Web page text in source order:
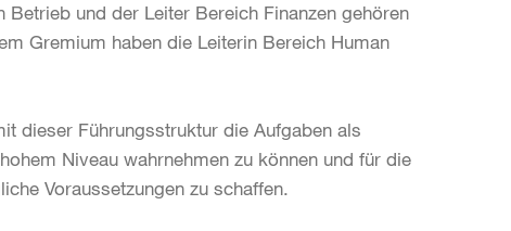
und der Leiter Bereich Finanzen gehören
Gremium haben die Leiterin Bereich Human
dieser Führungsstruktur die Aufgaben als
Niveau wahrnehmen zu können und für die
Voraussetzungen zu schaffen.